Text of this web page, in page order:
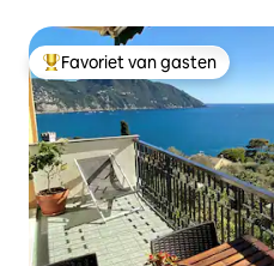
Topfavoriet van gasten
Favoriet van gasten